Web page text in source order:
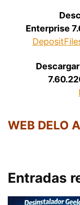
Enterprise
WEB DELO
Entradas